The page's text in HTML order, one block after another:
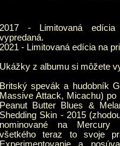
2017 - Limitovaná
vypredaná.
2021 - Limitovaná edícia na
Ukážky z albumu si môžete
Britský spevák a hudobník
Massive Attack, Micachu)
Peanut Butter Blues &
Shedding Skin - 2015
nominované na Mercury
všetkého teraz to svoje